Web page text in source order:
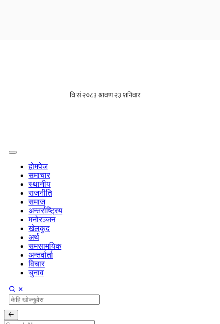
होमपेज
समाचार
स्थानीय
राजनीति
समाज
अन्तर्राष्ट्रिय
मनोरञ्जन
खेलकुद
अर्थ
समसामयिक
अन्तर्वार्ता
विचार
चुनाव